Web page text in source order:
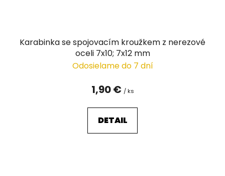
Karabinka se spojovacím kroužkem z nerezové
oceli 7x10; 7x12 mm
Odosielame do 7 dní
1,90 € / ks
DETAIL